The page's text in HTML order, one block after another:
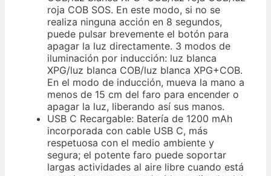
roja COB SOS. En este modo, si no se
realiza ninguna acción en 8 segundos,
puede pulsar brevemente el botón para
apagar la luz directamente. 3 modos de
iluminación por inducción: luz blanca
XPG/luz blanca COB/luz blanca XPG+COB.
En el modo de inducción, mueva la mano a
menos de 15 cm del faro para encender o
apagar la luz, liberando así sus manos.
USB C Recargable: Batería de 1200 mAh
incorporada con cable USB C, más
respetuosa con el medio ambiente y
segura; el potente faro puede soportar
largas actividades al aire libre cuando está